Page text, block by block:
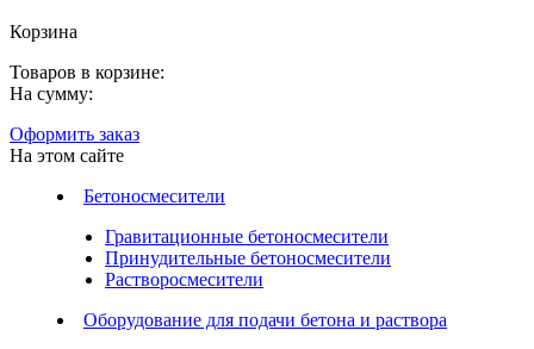
Корзина
Товаров в корзине:
На сумму:
Оформить заказ
На этом сайте
Бетоносмесители
Гравитационные бетоносмесители
Принудительные бетоносмесители
Растворосмесители
Оборудование для подачи бетона и раствора